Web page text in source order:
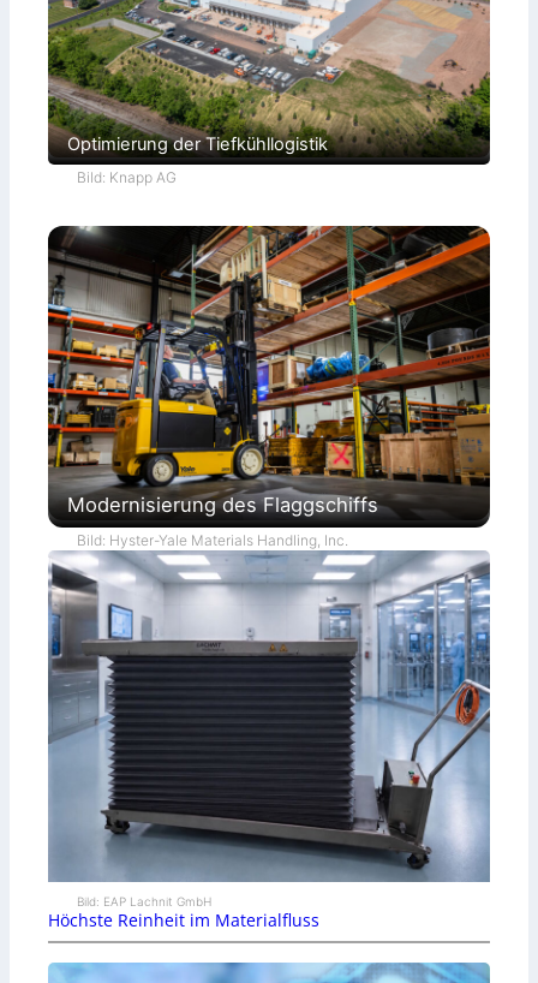
Optimierung der Tiefkühllogistik
Bild: Knapp AG
Modernisierung des Flaggschiffs
Bild: Hyster-Yale Materials Handling, Inc.
Bild: EAP Lachnit GmbH
Höchste Reinheit im Materialfluss